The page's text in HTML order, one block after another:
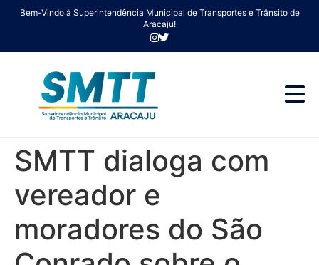
Bem-Vindo à Superintendência Municipal de Transportes e Trânsito de
Aracaju!
SMTT dialoga com
vereador e
moradores do São